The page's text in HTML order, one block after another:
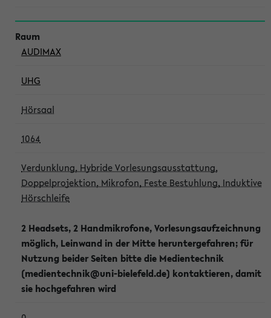
AUDIMAX
UHG
Hörsaal
1064
Verdunklung, Hybride Vorlesungsausstattung,
Doppelprojektion, Mikrofon, Feste Bestuhlung, Induktive
Hörschleife
2 Headsets, 2 Handmikrofone, Vorlesungsaufzeichnung
möglich, Leinwand in der Mitte heruntergefahren; für
Nutzung beider Seiten bitte die Medientechnik
(medientechnik@uni-bielefeld.de) kontaktieren, damit
sie hochgefahren wird